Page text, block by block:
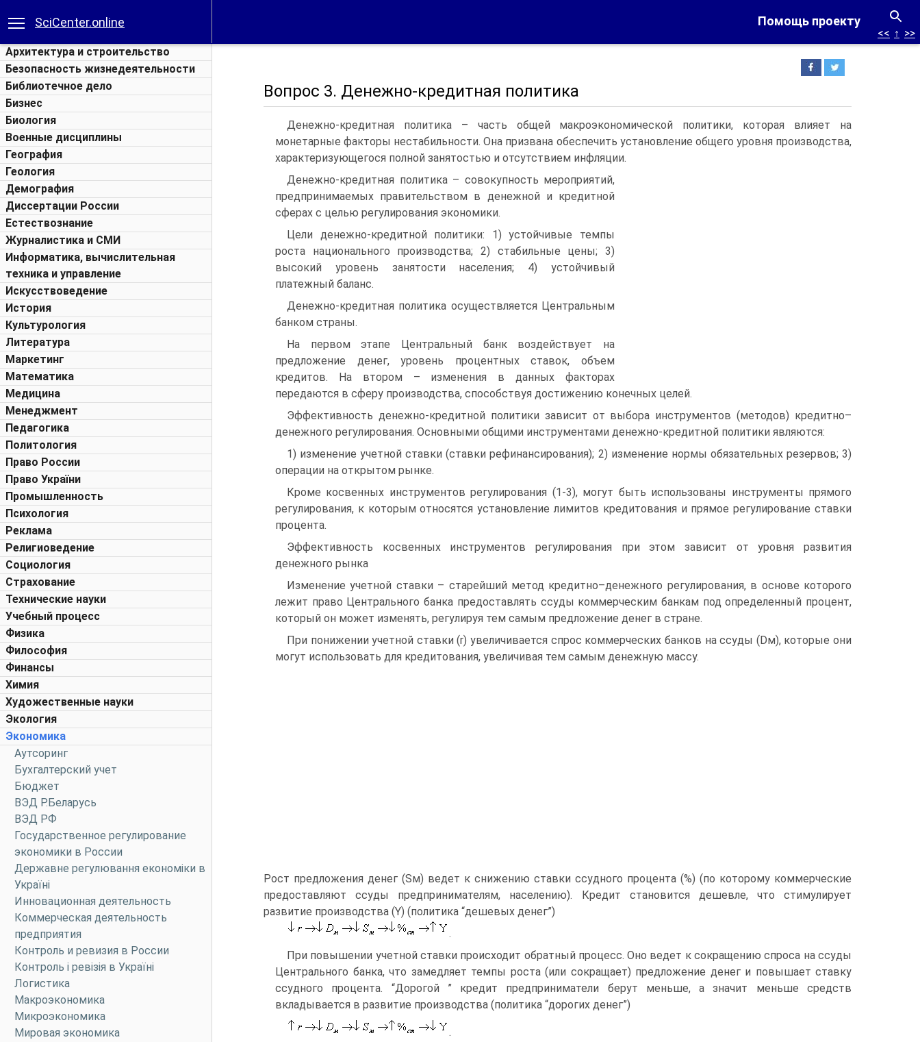
Помощь проекту
SciCenter.online
Архитектура и строительство
Безопасность жизнедеятельности
Библиотечное дело
Бизнес
Биология
Военные дисциплины
География
Геология
Демография
Диссертации России
Естествознание
Журналистика и СМИ
Информатика, вычислительная
техника и управление
Искусствоведение
История
Культурология
Литература
Маркетинг
Математика
Медицина
Менеджмент
Педагогика
Политология
Право России
Право України
Промышленность
Психология
Реклама
Религиоведение
Социология
Страхование
Технические науки
Учебный процесс
Физика
Философия
Финансы
Химия
Художественные науки
Экология
Экономика
Аутсоринг
Бухгалтерский учет
Бюджет
ВЭД Р.Беларусь
ВЭД РФ
Государственное регулирование
экономики в России
Державне регулювання економіки в
Україні
Инновационная деятельность
Коммерческая деятельность
предприятия
Контроль и ревизия в России
Контроль і ревізія в Україні
Логистика
Макроэкономика
Микроэкономика
Мировая экономика
<< ↑ >>
Вопрос 3. Денежно-кредитная политика
Денежно-кредитная политика – часть общей макроэкономической политики, которая влияет на
монетарные факторы нестабильности. Она призвана обеспечить установление общего уровня производства,
характеризующегося полной занятостью и отсутствием инфляции.
Денежно-кредитная политика – совокупность мероприятий,
предпринимаемых правительством в денежной и кредитной
сферах с целью регулирования экономики.
Цели денежно-кредитной политики: 1) устойчивые темпы
роста национального производства; 2) стабильные цены; 3)
высокий уровень занятости населения; 4) устойчивый
платежный баланс.
Денежно-кредитная политика осуществляется Центральным
банком страны.
На первом этапе Центральный банк воздействует на
предложение денег, уровень процентных ставок, объем
кредитов. На втором – изменения в данных факторах
передаются в сферу производства, способствуя достижению конечных целей.
Эффективность денежно-кредитной политики зависит от выбора инструментов (методов) кредитно–
денежного регулирования. Основными общими инструментами денежно-кредитной политики являются:
1) изменение учетной ставки (ставки рефинансирования); 2) изменение нормы обязательных резервов; 3)
операции на открытом рынке.
Кроме косвенных инструментов регулирования (1-3), могут быть использованы инструменты прямого
регулирования, к которым относятся установление лимитов кредитования и прямое регулирование ставки
процента.
Эффективность косвенных инструментов регулирования при этом зависит от уровня развития
денежного рынка
Изменение учетной ставки – старейший метод кредитно–денежного регулирования, в основе которого
лежит право Центрального банка предоставлять ссуды коммерческим банкам под определенный процент,
который он может изменять, регулируя тем самым предложение денег в стране.
При понижении учетной ставки (r) увеличивается спрос коммерческих банков на ссуды (Dм), которые они
могут использовать для кредитования, увеличивая тем самым денежную массу.
Рост предложения денег (Sм) ведет к снижению ставки ссудного процента (%) (по которому коммерческие
предоставляют ссуды предпринимателям, населению). Кредит становится дешевле, что стимулирует
развитие производства (Y) (политика “дешевых денег”)
.
При повышении учетной ставки происходит обратный процесс. Оно ведет к сокращению спроса на ссуды
Центрального банка, что замедляет темпы роста (или сокращает) предложение денег и повышает ставку
ссудного процента. “Дорогой ” кредит предприниматели берут меньше, а значит меньше средств
вкладывается в развитие производства (политика “дорогих денег”)
.